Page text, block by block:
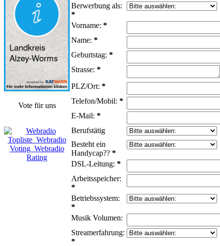
Vote für uns
Berwerbung als:
*
Vorname: *
Name: *
Geburtstag: *
Strasse: *
PLZ/Ort: *
Telefon/Mobil: *
E-Mail: *
Berufstätig
Besteht ein
Handycap?? *
DSL-Leitung: *
Arbeitsspeicher:
*
Betriebssystem:
*
Musik Volumen:
Streamerfahrung:
*